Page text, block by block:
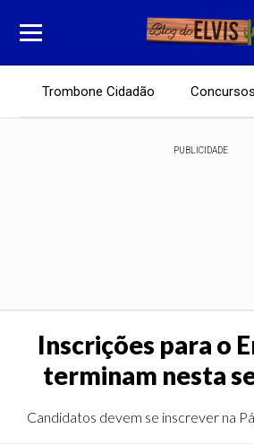
Trombone Cidadão Concursos
PUBLICIDADE
Inscrições para o
terminam nesta
Candidatos devem se inscrever na